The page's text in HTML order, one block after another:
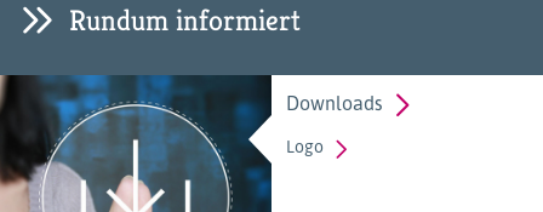
Rundum informiert
Downloads
Logo